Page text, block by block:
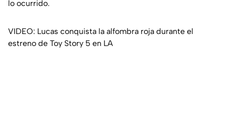
lo ocurrido.
VIDEO: Lucas conquista la alfombra roja durante el
estreno de Toy Story 5 en LA